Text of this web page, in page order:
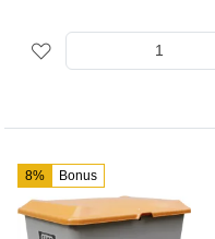
8% Bonus